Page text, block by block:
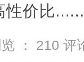
性价比......
： 210 评